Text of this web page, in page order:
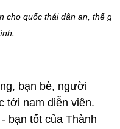
cho quốc thái dân an, thế
bạn bè, người
tới nam diễn viên.
bạn tốt của Thành